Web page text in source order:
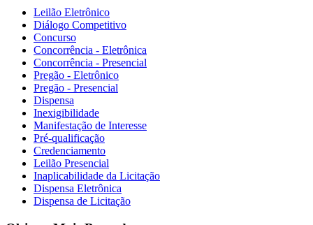
Leilão Eletrônico
Diálogo Competitivo
Concurso
Concorrência - Eletrônica
Concorrência - Presencial
Pregão - Eletrônico
Pregão - Presencial
Dispensa
Inexigibilidade
Manifestação de Interesse
Pré-qualificação
Credenciamento
Leilão Presencial
Inaplicabilidade da Licitação
Dispensa Eletrônica
Dispensa de Licitação